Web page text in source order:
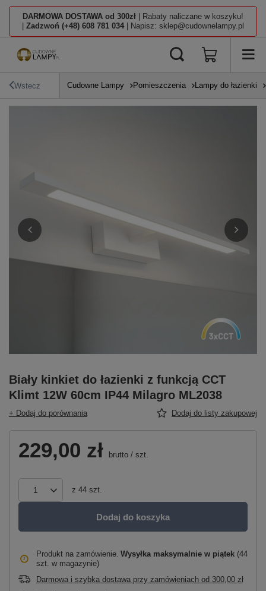
DARMOWA DOSTAWA od 300zł | Rabaty naliczane w koszyku!
Zadzwoń (+48) 608 781 034 | Napisz: sklep@cudownelampy.pl
Wstecz Cudowne Lampy Pomieszczenia Lampy do łazienki
Biały kinkiet do łazienki z funkcją CCT
Klimt 12W 60cm IP44 Milagro ML2038
+ Dodaj do porównania Dodaj do listy zakupowej
229,00 zł brutto / szt.
z 44 szt.
Dodaj do koszyka
Produkt na zamówienie Wysyłka maksymalnie w piątek (44
szt. w magazynie)
Darmowa i szybka dostawa przy zamówieniach od 300,00 zł